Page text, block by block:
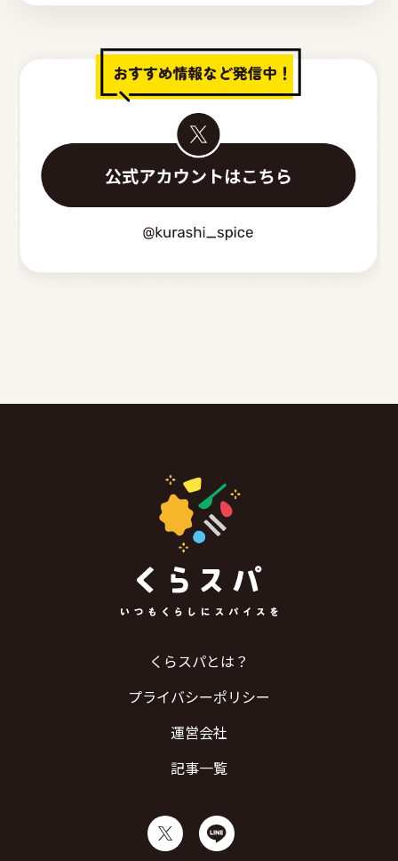
くらスパとは？
プライバシーポリシー
運営会社
記事一覧